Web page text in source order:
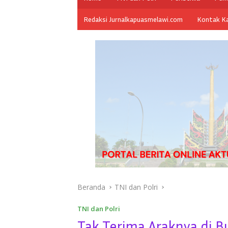
Redaksi Jurnalkapuasmelawi.com Kontak
Beranda TNI dan Polri
TNI dan Polri